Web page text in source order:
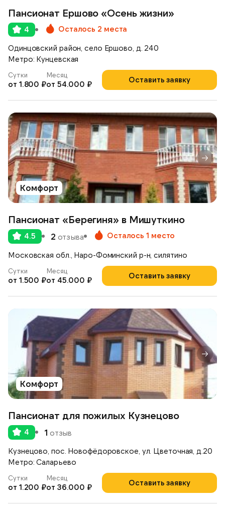
Пансионат Ершово «Осень жизни»
4 Осталось 2 места
Одинцовский район, село Ершово, д. 240
Метро: Кунцевская
Оставить заявку
Сутки
от 1.800 ₽
Месяц
от 54.000 ₽
Комфорт
Пансионат «Берегиня» в Мишуткино
4.5 2 отзыва Осталось 1 место
Московская обл., Наро-Фоминский р-н, силятино
Оставить заявку
Сутки
от 1.500 ₽
Месяц
от 45.000 ₽
Комфорт
Пансионат для пожилых Кузнецово
4 1 отзыв
Кузнецово, пос. Новофёдоровское, ул. Цветочная, д.20
Метро: Саларьево
Оставить заявку
Сутки
от 1.200 ₽
Месяц
от 36.000 ₽